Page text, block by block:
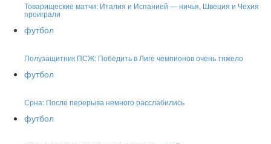
Товарищеские матчи: Италия и Испанией — ничья, Швеция и Чехия
проиграли
футбол
Полузащитник ПСЖ: Победить в Лиге чемпионов очень тяжело
футбол
Срна: После перерыва немного расслабились
футбол